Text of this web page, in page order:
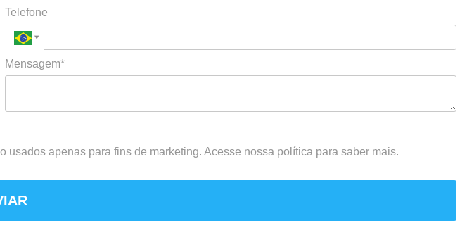
Telefone
Mensagem*
apenas para fins de marketing. Acesse nossa política para saber mais.